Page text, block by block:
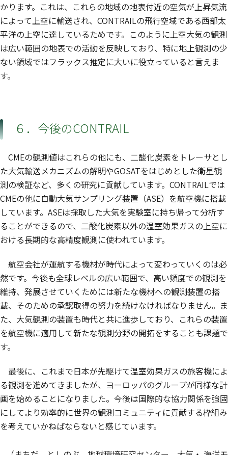
かります。これは、これらの地域の地表付近の空気が上昇気流
によって上空に輸送され、CONTRAILの飛行空域である西部太
平洋の上空に達しているためです。このように上空大気の観測
は広い範囲の地表での活動を反映しており、特に地上観測の少
ない領域ではフラックス推定に大いに役立っていると言えま
す。
６．今後のCONTRAIL
CMEの観測値はこれらの他にも、二酸化炭素をトレーサとし
た大気輸送メカニズムの解明やGOSATをはじめとした衛星観
測の検証など、多くの研究に貢献しています。CONTRAILでは
CMEの他に自動大気サンプリング装置（ASE）を航空機に搭載
しています。ASEは採取した大気を実験室に持ち帰って分析す
ることができるので、二酸化炭素以外の温室効果ガスの上空に
おける長期的な高精度観測に使われています。
航空会社が運航する機材が時代によって変わっていくのは必
然です。今後も全球レベルの広い範囲で、高い頻度での観測を
維持、発展させていくためには新たな機材への観測装置の搭
載、そのための承認取得の努力を続けなければなりません。ま
た、大気観測の装置も時代と共に進歩しており、これらの装置
を航空機に適用して新たな観測分野の開拓をすることも課題で
す。
最後に、これまで日本が先駆けて温室効果ガスの旅客機によ
る観測を進めてきましたが、ヨーロッパのグループが同様な計
画を始めることになりました。今後は国際的な協力関係を強固
にしてより効率的に世界の観測コミュニティに貢献する枠組み
を考えていかねばならないと感じています。